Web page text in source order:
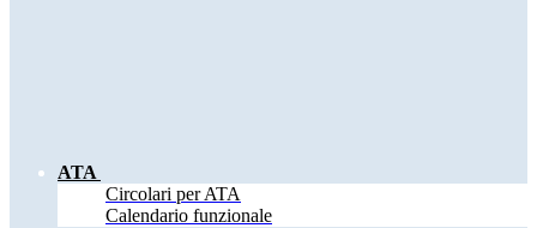
ATA
Circolari per ATA
Calendario funzionale